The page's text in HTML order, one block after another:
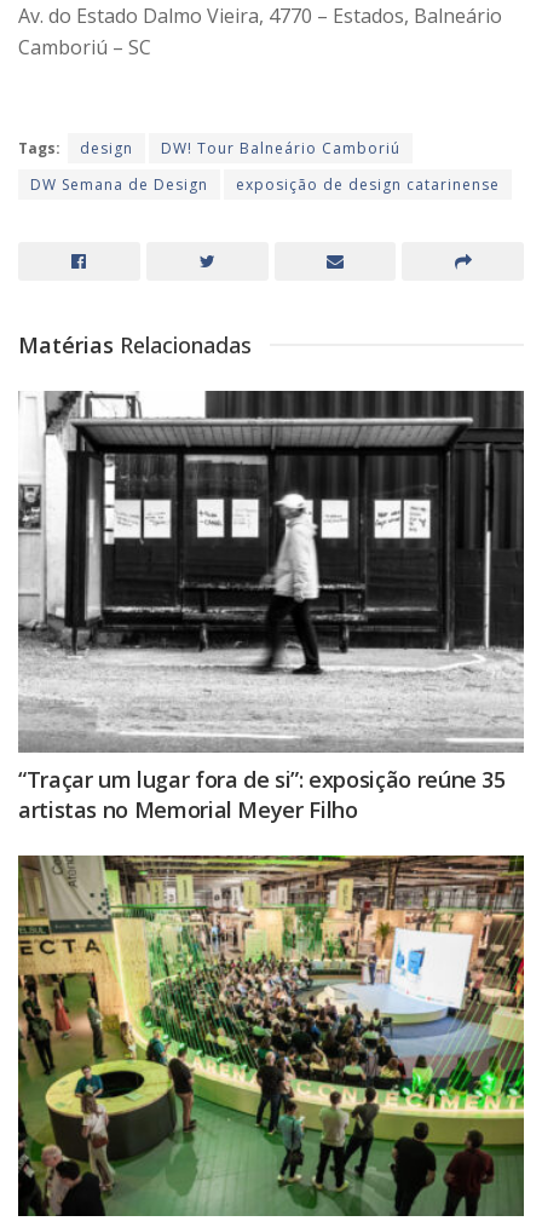
Av. do Estado Dalmo Vieira, 4770 – Estados, Balneário
Camboriú – SC
Tags: design
DW! Tour Balneário Camboriú
DW Semana de Design
exposição de design catarinense
Matérias Relacionadas
“Traçar um lugar fora de si”: exposição reúne 35
artistas no Memorial Meyer Filho